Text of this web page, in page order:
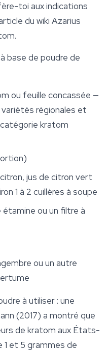
toi aux indications
du wiki Azarius
base de poudre de
ou feuille concassée —
régionales et
kratom
jus de citron vert
1 à 2 cuillères à soupe
étamine ou un filtre à
ou un autre
à utiliser : une
(2017) a montré que
de kratom aux États-
1 et 5 grammes de